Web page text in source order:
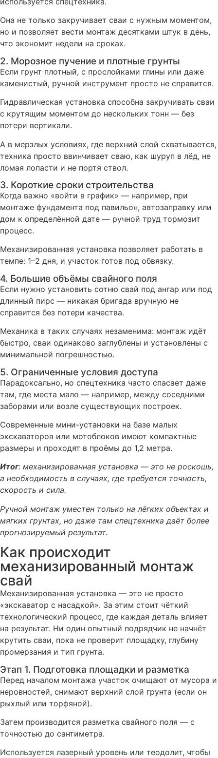
Она не только закручивает сваи с нужным моментом,
но и позволяет вести монтаж десятками штук в день,
что экономит недели на сроках.
2. Морозное пучение и плотные грунты
Если грунт плотный, с прослойками глины или даже
каменистый, ручной инструмент просто не справится.
Гидравлическая установка способна закручивать сваи
с крутящим моментом до нескольких тонн — без
потери вертикали.
А в мерзлых условиях, где верхний слой схватывается,
техника просто ввинчивает сваю, как шуруп в лёд, не
ломая лопасти и не портя ствол.
3. Короткие сроки строительства
Когда важно «войти в график» — например, при
монтаже фундамента под павильон, автозаправку или
дом к определённой дате — ручной труд тормозит
процесс.
Механизированная установка позволяет работать в
темпе: 1–2 дня, и участок готов под обвязку.
4. Большие объёмы свайного поля
Если нужно установить сотню свай под ангар или под
длинный пирс — никакая бригада вручную не
справится без потери качества.
Механика в таких случаях незаменима: монтаж идёт
быстро, сваи одинаково заглублены и установлены с
минимальной погрешностью.
5. Ограниченные условия доступа
Парадоксально, но спецтехника часто спасает даже
там, где места мало — например, между соседними
заборами или возле существующих построек.
Современные мини-установки на базе малых
экскаваторов или мотоблоков имеют компактные
размеры и проходят в проёмы до 1,2 метра.
Итог: механизированная установка — это не роскошь,
а необходимость в случаях, где требуется точность,
скорость и сила.
Ручной монтаж уместен только на лёгких объектах и
мягких грунтах, но даже там спецтехника даёт более
прогнозируемый результат.
Как происходит
механизированный монтаж
свай
Механизированная установка — это не просто
«экскаватор с насадкой». За этим стоит чёткий
технологический процесс, где каждая деталь влияет
на результат. Ни один опытный подрядчик не начнёт
крутить сваи, пока не проверит площадку, глубину
промерзания и тип грунта.
Этап 1. Подготовка площадки и разметка
Перед началом монтажа участок очищают от мусора и
неровностей, снимают верхний слой грунта (если он
рыхлый или торфяной).
Затем производится разметка свайного поля — с
точностью до сантиметра.
Используется лазерный уровень или теодолит, чтобы